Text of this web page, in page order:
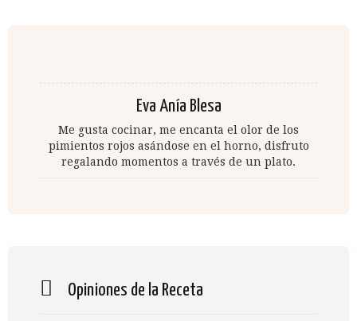
Eva Anía Blesa
Me gusta cocinar, me encanta el olor de los
pimientos rojos asándose en el horno, disfruto
regalando momentos a través de un plato.
Opiniones de la Receta